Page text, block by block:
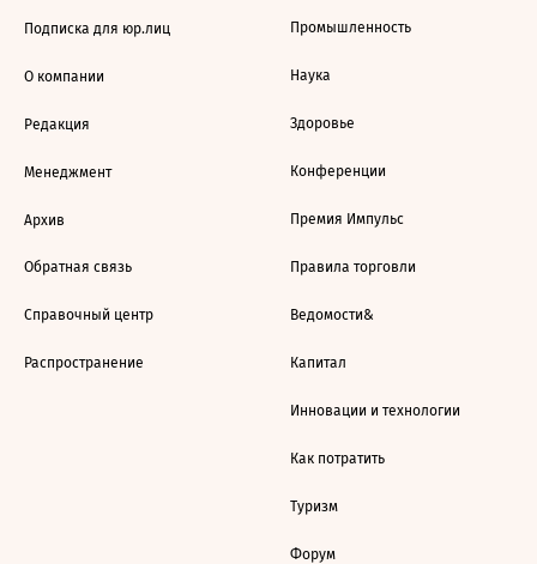
Подписка для юр.лиц
О компании
Редакция
Менеджмент
Архив
Обратная связь
Справочный центр
Распространение
Промышленность
Наука
Здоровье
Конференции
Премия Импульс
Правила торговли
Ведомости&
Капитал
Инновации и технологии
Как потратить
Туризм
Форум